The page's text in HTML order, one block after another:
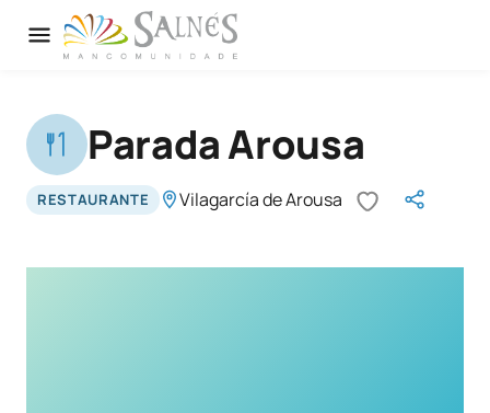
Parada Arousa
RESTAURANTE Vilagarcía de Arousa